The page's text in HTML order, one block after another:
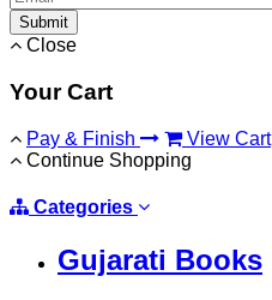
Submit
Close
Your Cart
Pay & Finish
View Cart
Continue Shopping
Categories
Gujarati Books